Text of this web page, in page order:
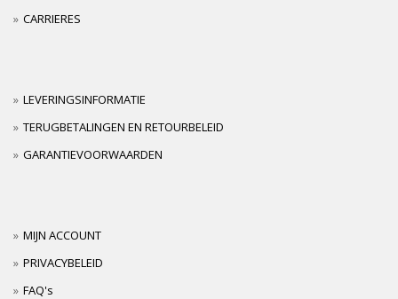
CARRIERES
LEVERINGSINFORMATIE
TERUGBETALINGEN EN RETOURBELEID
GARANTIEVOORWAARDEN
MIJN ACCOUNT
PRIVACYBELEID
FAQ's